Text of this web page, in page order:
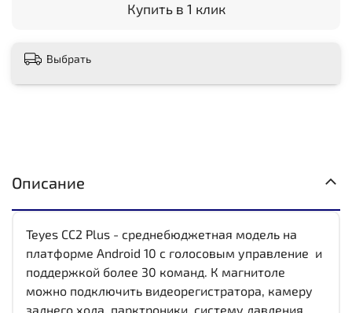
Купить в 1 клик
Выбрать
Описание
Teyes CC2 Plus - среднебюджетная модель на
платформе Android 10 с голосовым управление и
поддержкой более 30 команд. К магнитоле
можно подключить видеорегистратора, камеру
заднего хода, парктроники, систему давления